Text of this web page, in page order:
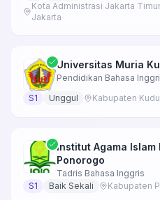
Kota Administrasi Jakarta
Jakarta
Universitas Muria
Pendidikan Bahasa
S1 Unggul Kabupaten
Institut Agama Islam
Ponorogo
Tadris Bahasa Inggris
S1 Baik Sekali Kabupaten